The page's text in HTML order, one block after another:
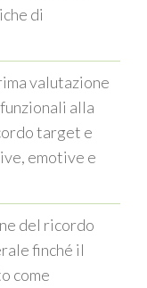
di
valutazione
alla
target e
emotive e
del ricordo
finché il
come